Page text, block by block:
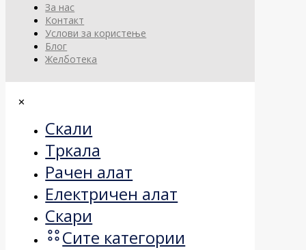
За нас
Контакт
Услови за користење
Блог
Желботека
✕
Скали
Тркала
Рачен алат
Електричен алат
Скари
Сите категории